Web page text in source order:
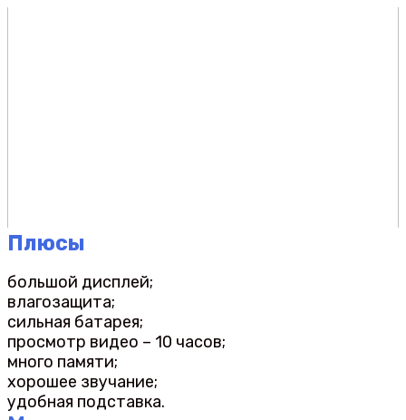
Плюсы
большой дисплей;
влагозащита;
сильная батарея;
просмотр видео – 10 часов;
много памяти;
хорошее звучание;
удобная подставка.